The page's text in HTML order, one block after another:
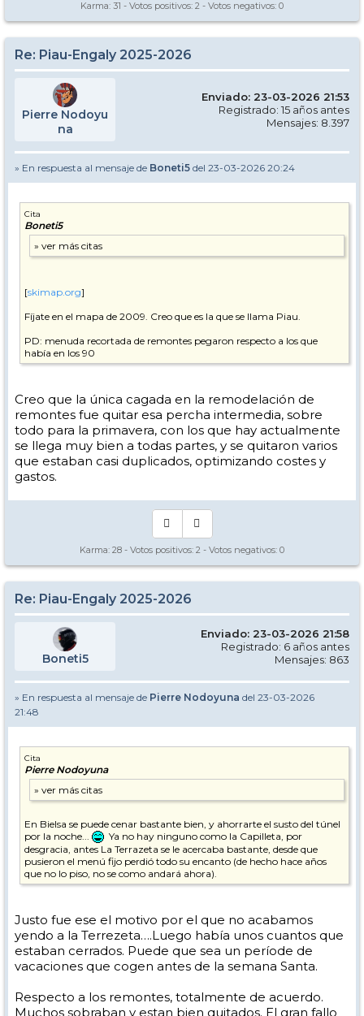
Karma: 31 - Votos positivos: 2 - Votos negativos: 0
Re: Piau-Engaly 2025-2026
Pierre Nodoyu
na
Enviado: 23-03-2026 21:53
Registrado: 15 años antes
Mensajes: 8.397
» En respuesta al mensaje de Boneti5 del 23-03-2026 20:24
Cita
Boneti5
[skimap.org]
Fíjate en el mapa de 2009. Creo que es la que se llama Piau.
PD: menuda recortada de remontes pegaron respecto a los que
había en los 90
Creo que la única cagada en la remodelación de
remontes fue quitar esa percha intermedia, sobre
todo para la primavera, con los que hay actualmente
se llega muy bien a todas partes, y se quitaron varios
que estaban casi duplicados, optimizando costes y
gastos.
Karma: 28 - Votos positivos: 2 - Votos negativos: 0
Re: Piau-Engaly 2025-2026
Boneti5
Enviado: 23-03-2026 21:58
Registrado: 6 años antes
Mensajes: 863
» En respuesta al mensaje de Pierre Nodoyuna del 23-03-2026
21:48
Cita
Pierre Nodoyuna
En Bielsa se puede cenar bastante bien, y ahorrarte el susto del túnel
por la noche...
Ya no hay ninguno como la Capilleta, por
desgracia, antes La Terrazeta se le acercaba bastante, desde que
pusieron el menú fijo perdió todo su encanto (de hecho hace años
que no lo piso, no se como andará ahora).
Justo fue ese el motivo por el que no acabamos
yendo a la Terrezeta….Luego había unos cuantos que
estaban cerrados. Puede que sea un període de
vacaciones que cogen antes de la semana Santa.
Respecto a los remontes, totalmente de acuerdo.
Muchos sobraban y estan bien quitados. El gran fallo